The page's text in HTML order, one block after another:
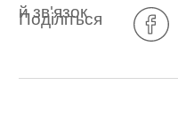
й зв'язок
Поділіться